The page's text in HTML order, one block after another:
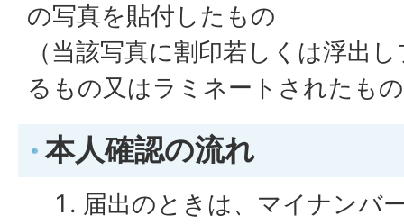
の写真を貼付したもの
（当該写真に割印若しくは浮出
るもの又はラミネートされたも
本人確認の流れ
届出のときは、マイナンバ